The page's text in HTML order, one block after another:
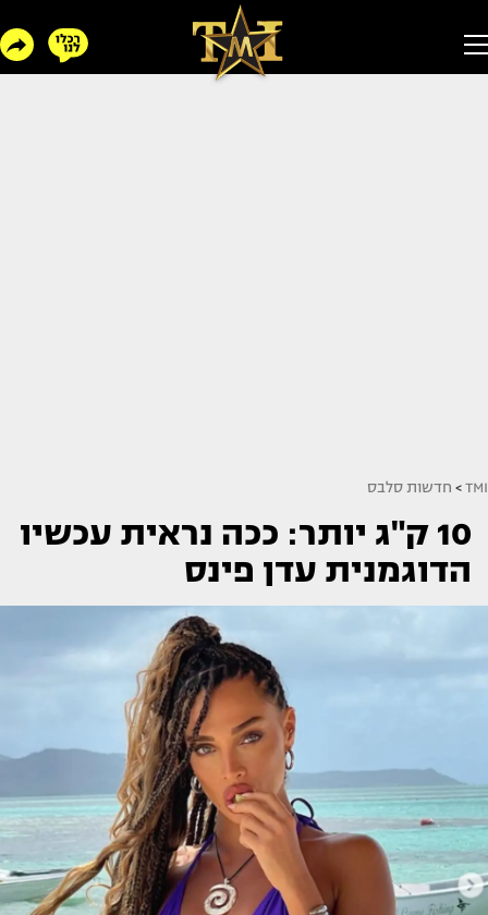
TMI
> חדשות סלבס
10 ק"ג יותר: ככה נראית עכשיו
הדוגמנית עדן פינס